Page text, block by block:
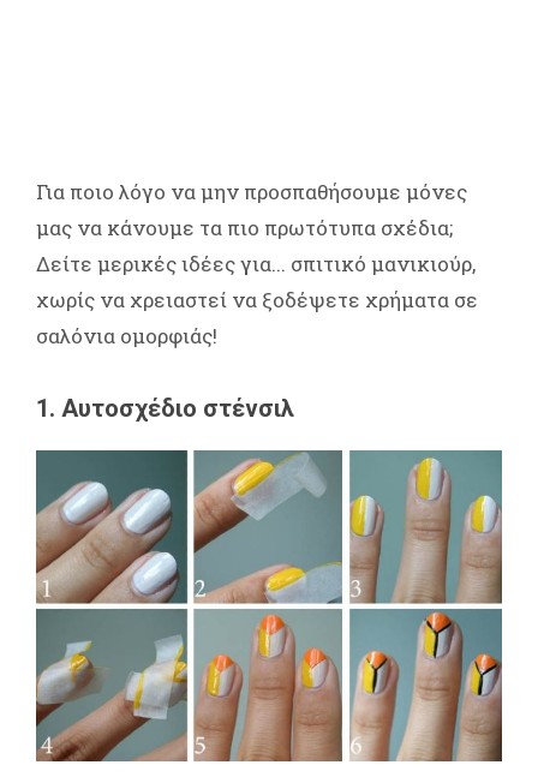
Για ποιο λόγο να μην προσπαθήσουμε μόνες
μας να κάνουμε τα πιο πρωτότυπα σχέδια;
Δείτε μερικές ιδέες για... σπιτικό μανικιούρ,
χωρίς να χρειαστεί να ξοδέψετε χρήματα σε
σαλόνια ομορφιάς!
1. Αυτοσχέδιο στένσιλ